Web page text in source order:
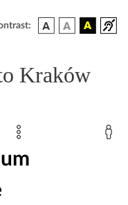
Kraków